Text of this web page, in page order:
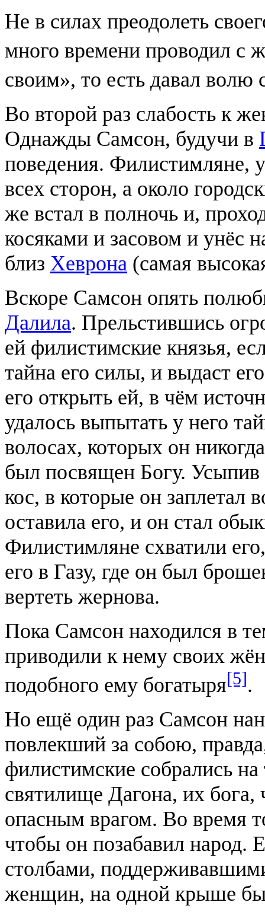
Не в силах преодолеть
много времени проводил с
своим», то есть давал волю
Во второй раз слабость к
Однажды Самсон, будучи в
поведения. Филистимляне,
всех сторон, а около
же встал в полночь и,
косяками и засовом и унёс
близ Хеврона (самая
Вскоре Самсон опять
Далила. Прельстившись
ей филистимские князья,
тайна его силы, и выдаст
его открыть ей, в чём
удалось выпытать у него
волосах, которых он
был посвящен Богу. Усыпив
кос, в которые он заплетал
оставила его, и он стал
Филистимляне схватили
его в Газу, где он был
вертеть жернова.
Пока Самсон находился в
приводили к нему своих
подобного ему богатыря[5].
Но ещё один раз Самсон
повлекший за собою,
филистимские собрались
святилище Дагона, их бога,
опасным врагом. Во время
чтобы он позабавил народ.
столбами,
женщин, на одной крыше